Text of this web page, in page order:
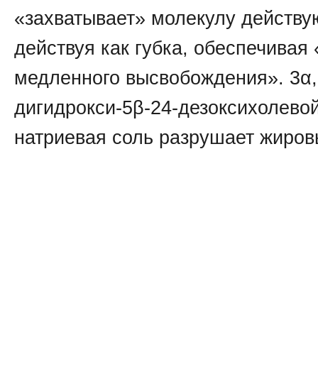
«захватывает» молекулу
действуя как губка, обеспечивая
медленного высвобождения».
дигидрокси-5β-24-
натриевая соль разрушает